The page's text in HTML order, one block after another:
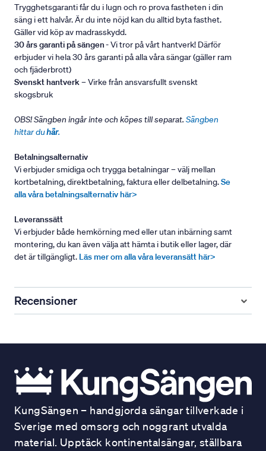
Trygghetsgaranti får du i lugn och ro prova fastheten i din
säng i ett halvår. Är du inte nöjd kan du alltid byta fasthet.
Gäller vid köp av madrasskydd.
30 års garanti på sängen- Vi tror på vårt hantverk! Därför
erbjuder vi hela 30 års garanti på alla våra sängar (gäller ram
och fjäderbrott)
Svenskt hantverk– Virke från ansvarsfullt svenskt
skogsbruk
OBS! Sängben ingår inte och köpes till separat. Sängben
hittar duhär.
Betalningsalternativ
Vi erbjuder smidiga och trygga betalningar – välj mellan
kortbetalning, direktbetalning, faktura eller delbetalning.Se
alla våra betalningsalternativ här>
Leveranssätt
Vi erbjuder både hemkörning med eller utan inbärning samt
montering, du kan även välja att hämta i butik eller lager, där
det är tillgängligt. Läs mer om alla våra leveransätt här>
Recensioner
KungSängen – handgjorda sängar tillverkade i
Sverige med omsorg och noggrant utvalda
material. Upptäck kontinentalsängar, ställbara